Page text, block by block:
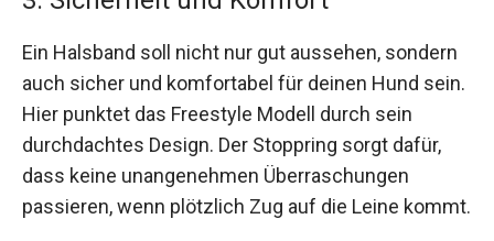
Ein Halsband soll nicht nur gut aussehen, sondern
auch sicher und komfortabel für deinen Hund sein.
Hier punktet das Freestyle Modell durch sein
durchdachtes Design. Der Stoppring sorgt dafür,
dass keine unangenehmen Überraschungen
passieren, wenn plötzlich Zug auf die Leine kommt.